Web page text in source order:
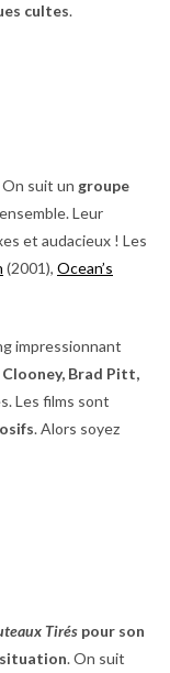
cultes.
On suit un groupe
Leur
et audacieux ! Les
(2001), Ocean’s
impressionnant
Brad Pitt,
Les films sont
. Alors soyez
Tirés pour son
. On suit